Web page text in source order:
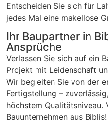
Entscheiden Sie sich für
jedes Mal eine makellose
Ihr Baupartner in
Ansprüche
Verlassen Sie sich auf ein
Projekt mit Leidenschaft
Wir begleiten Sie von der
Fertigstellung –
höchstem Qualitätsniveau.
Bauunternehmen aus Biblis!